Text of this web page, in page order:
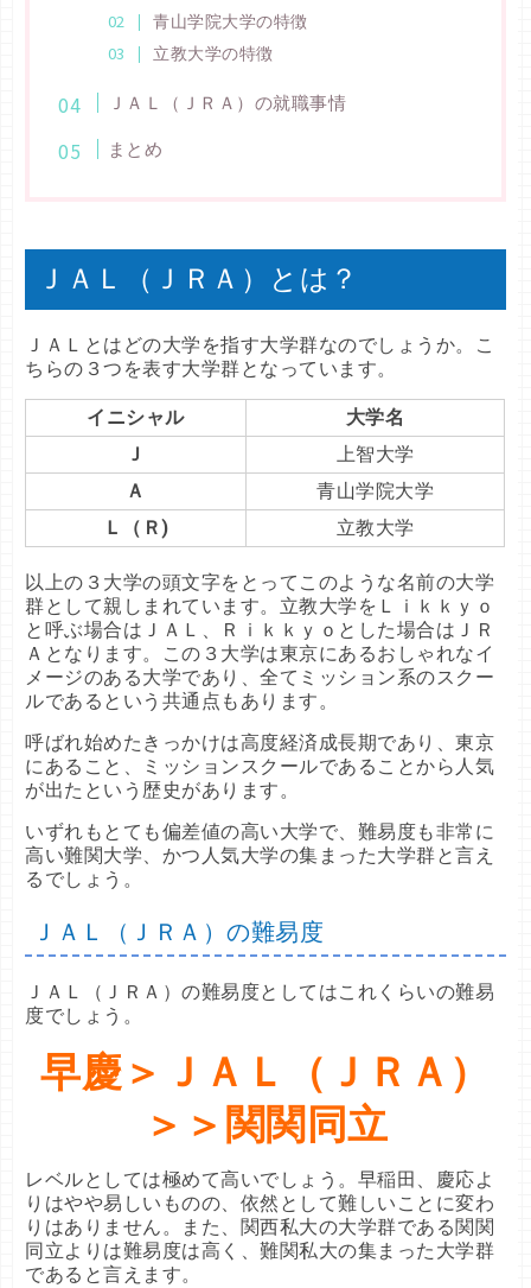
青山学院大学の特徴
立教大学の特徴
ＪＡＬ（ＪＲＡ）の就職事情
まとめ
ＪＡＬ（ＪＲＡ）とは？
ＪＡＬとはどの大学を指す大学群なのでしょうか。こ
ちらの３つを表す大学群となっています。
イニシャル
大学名
Ｊ
上智大学
Ａ
青山学院大学
Ｌ（Ｒ)
立教大学
以上の３大学の頭文字をとってこのような名前の大学
群として親しまれています。立教大学をＬｉｋｋｙｏ
と呼ぶ場合はＪＡＬ、Ｒｉｋｋｙｏとした場合はＪＲ
Ａとなります。この３大学は東京にあるおしゃれなイ
メージのある大学であり、全てミッション系のスクー
ルであるという共通点もあります。
呼ばれ始めたきっかけは高度経済成長期であり、東京
にあること、ミッションスクールであることから人気
が出たという歴史があります。
いずれもとても偏差値の高い大学で、難易度も非常に
高い難関大学、かつ人気大学の集まった大学群と言え
るでしょう。
ＪＡＬ（ＪＲＡ）の難易度
ＪＡＬ（ＪＲＡ）の難易度としてはこれくらいの難易
度でしょう。
早慶＞ＪＡＬ（ＪＲＡ）
＞＞関関同立
レベルとしては極めて高いでしょう。早稲田、慶応よ
りはやや易しいものの、依然として難しいことに変わ
りはありません。また、関西私大の大学群である関関
同立よりは難易度は高く、難関私大の集まった大学群
であると言えます。